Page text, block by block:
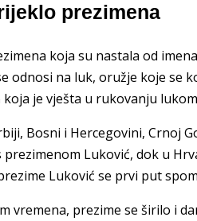
prezimena
koja su nastala od
odnosi na luk, oružje koje se
je vješta u rukovanju
Bosni i Hercegovini, Crnoj
Luković, dok u
Luković se prvi put
vremena, prezime se širilo i